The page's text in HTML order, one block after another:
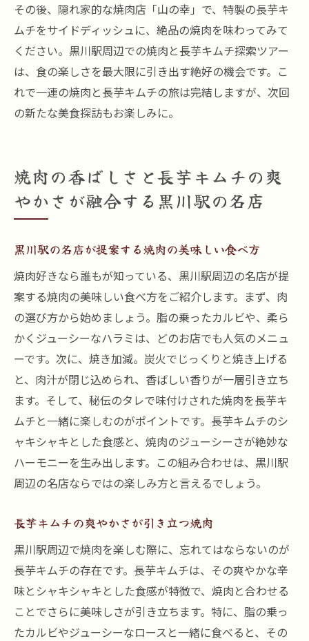
その後、隠れ家的な焼肉店「山の幸」で、特製の長芋キ
ムチをサイドディッシュに、絶品の焼肉を味わってみて
ください。黒川駅周辺での焼肉と長芋キムチ探索ツアー
は、食の楽しさを最大限に引き出す絶好の機会です。こ
れで一連の焼肉と長芋キムチの旅は完結しますが、次回
の新たな美食探訪もお楽しみに。
焼肉の香ばしさと長芋キムチの爽
やかさが融合する黒川駅の名店
黒川駅の名店が提案する焼肉の美味しい食べ方
焼肉好きなら誰もが知っている、黒川駅周辺の名店が提
案する焼肉の美味しい食べ方をご紹介します。まず、肉
の選び方から始めましょう。脂の乗ったカルビや、柔ら
かくジューシーなハラミは、どのお店でも人気のメニュ
ーです。次に、焼き加減。炭火でじっくりと焼き上げる
と、肉汁が閉じ込められ、香ばしい香りが一層引き立ち
ます。そして、秘伝のタレで味付けされた焼肉を長芋キ
ムチと一緒に楽しむのがポイントです。長芋キムチのシ
ャキシャキとした食感と、焼肉のジューシーさが絶妙な
ハーモニーを生み出します。この組み合わせは、黒川駅
周辺の名店ならではの楽しみ方と言えるでしょう。
長芋キムチの爽やかさが引き立つ焼肉
黒川駅周辺で焼肉を楽しむ際に、忘れてはならないのが
長芋キムチの存在です。長芋キムチは、その爽やかな辛
味とシャキシャキとした食感が特徴で、焼肉と合わせる
ことでさらに美味しさが引き立ちます。特に、脂の乗っ
たカルビやジューシーなロースと一緒に食べると、その